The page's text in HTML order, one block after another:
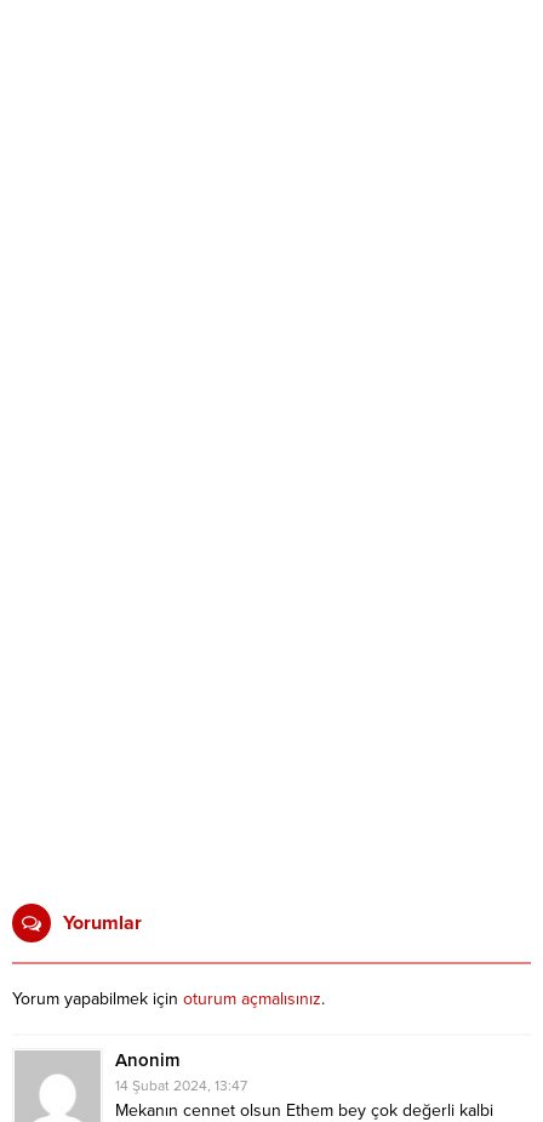
Yorumlar
Yorum yapabilmek için oturum açmalısınız.
Anonim
14 Şubat 2024, 13:47
Mekanın cennet olsun Ethem bey çok değerli kalbi